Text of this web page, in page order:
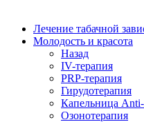
Лечение табачной
Молодость и красота
Назад
IV-терапия
PRP-терапия
Гирудотерапия
Капельница
Озонотерапия